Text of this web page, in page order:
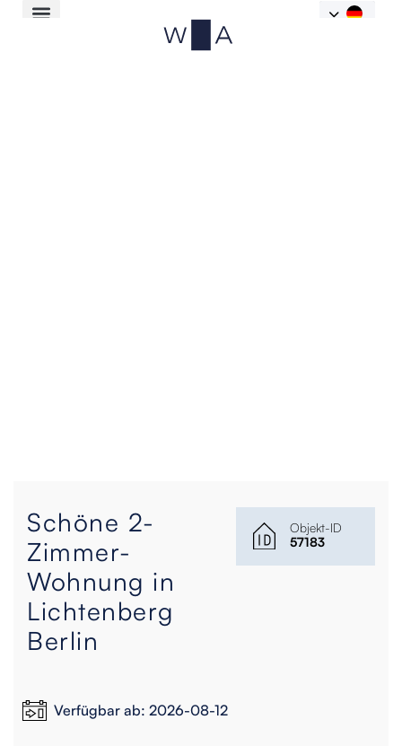
Schöne 2-
Zimmer-
Wohnung in
Lichtenberg
Berlin
Objekt-ID
57183
Verfügbar ab: 2026-08-12